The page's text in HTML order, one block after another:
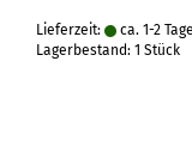
Lieferzeit: ca. 1-2 Tage
Lagerbestand: 1 Stück